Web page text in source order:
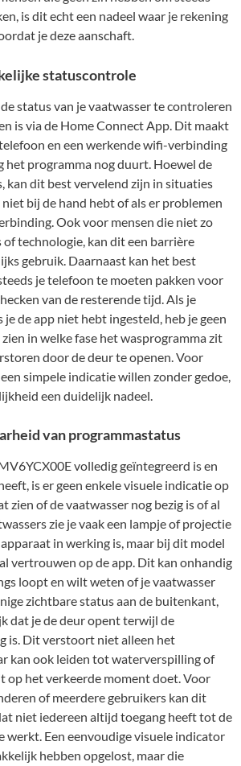
is dit echt een nadeel waar je rekening
je deze aanschaft.
statuscontrole
status van je vaatwasser te controleren
is via de Home Connect App. Dit maakt
en een werkende wifi-verbinding
het programma nog duurt. Hoewel de
kan dit best vervelend zijn in situaties
bij de hand hebt of als er problemen
Ook voor mensen die niet zo
of technologie, kan dit een barrière
gebruik. Daarnaast kan het best
je telefoon te moeten pakken voor
van de resterende tijd. Als je
je de app niet hebt ingesteld, heb je geen
in welke fase het wasprogramma zit
door de deur te openen. Voor
simpele indicatie willen zonder gedoe,
een duidelijk nadeel.
van programmastatus
volledig geïntegreerd is en
is er geen enkele visuele indicatie op
zien of de vaatwasser nog bezig is of al
zie je vaak een lampje of projectie
in werking is, maar bij dit model
vertrouwen op de app. Dit kan onhandig
loopt en wilt weten of je vaatwasser
zichtbare status aan de buitenkant,
dat je de deur opent terwijl de
is. Dit verstoort niet alleen het
kan ook leiden tot waterverspilling of
op het verkeerde moment doet. Voor
of meerdere gebruikers kan dit
niet iedereen altijd toegang heeft tot de
werkt. Een eenvoudige visuele indicator
hebben opgelost, maar die